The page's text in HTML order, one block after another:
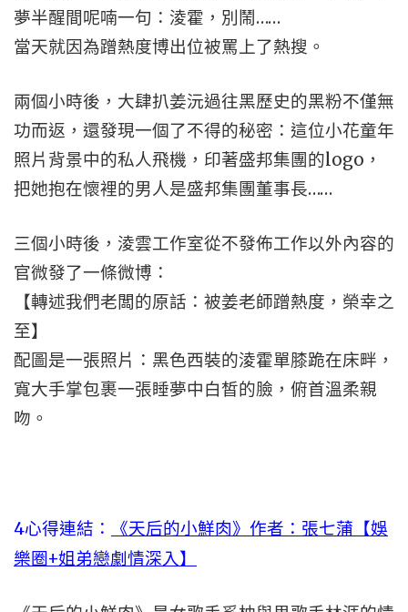
夢半醒間呢喃一句：淩霍，別鬧……
當天就因為蹭熱度博出位被罵上了熱搜。
兩個小時後，大肆扒姜沅過往黑歷史的黑粉不僅無
功而返，還發現一個了不得的秘密：這位小花童年
照片背景中的私人飛機，印著盛邦集團的logo，
把她抱在懷裡的男人是盛邦集團董事長……
三個小時後，淩雲工作室從不發佈工作以外內容的
官微發了一條微博：
【轉述我們老闆的原話：被姜老師蹭熱度，榮幸之
至】
配圖是一張照片：黑色西裝的淩霍單膝跪在床畔，
寬大手掌包裹一張睡夢中白皙的臉，俯首溫柔親
吻。
4心得連結：
《天后的小鮮肉》作者：張七蒲【娛
樂圈+姐弟戀劇情深入】